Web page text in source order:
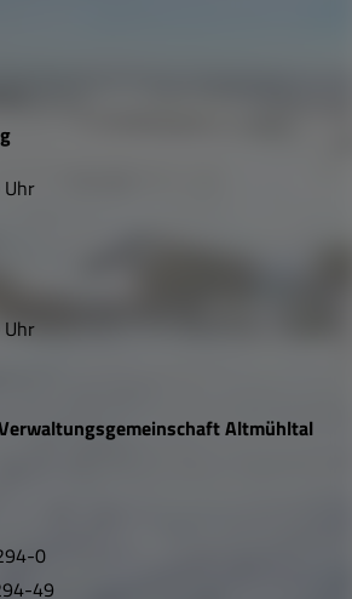
Altmühltal
0
49